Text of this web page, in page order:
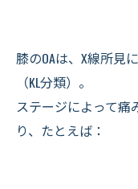
膝のOAは、X線所見
（KL分類）。
ステージによって痛
り、たとえば：